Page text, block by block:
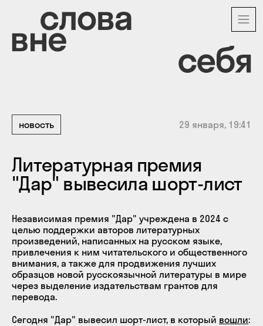
основному
содержанию
новость 29 января, 19:41
Литературная премия
"Дар" вывесила шорт-лист
Независимая премия "Дар" учреждена в 2024 с
целью поддержки авторов литературных
произведений, написанных на русском языке,
привлечения к ним читательского и общественного
внимания, а также для продвижения лучших
образцов новой русскоязычной литературы в мире
через выделение издательствам грантов для
перевода.
Сегодня "Дар" вывесил шорт-лист, в который вошли: